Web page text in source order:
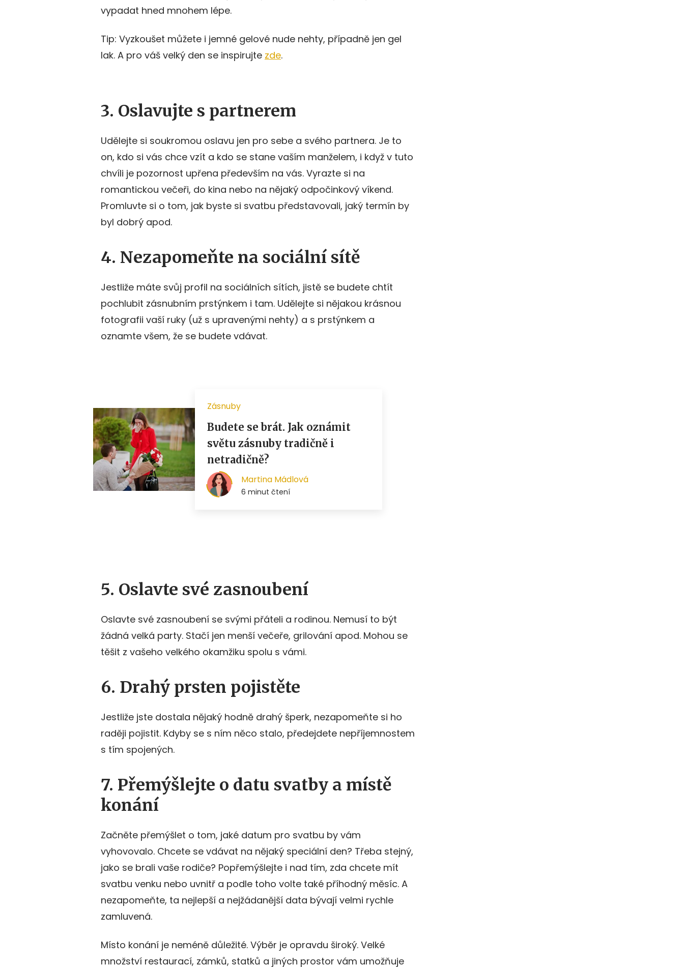
vypadat hned mnohem lépe.
Tip: Vyzkoušet můžete i jemné gelové nude nehty, případně jen gel
lak. A pro váš velký den se inspirujte zde.
3. Oslavujte s partnerem
Udělejte si soukromou oslavu jen pro sebe a svého partnera. Je to
on, kdo si vás chce vzít a kdo se stane vaším manželem, i když v tuto
chvíli je pozornost upřena především na vás. Vyrazte si na
romantickou večeři, do kina nebo na nějaký odpočinkový víkend.
Promluvte si o tom, jak byste si svatbu představovali, jaký termín by
byl dobrý apod.
4. Nezapomeňte na sociální sítě
Jestliže máte svůj profil na sociálních sítích, jistě se budete chtít
pochlubit zásnubním prstýnkem i tam. Udělejte si nějakou krásnou
fotografii vaší ruky (už s upravenými nehty) a s prstýnkem a
oznamte všem, že se budete vdávat.
5. Oslavte své zasnoubení
Oslavte své zasnoubení se svými přáteli a rodinou. Nemusí to být
žádná velká party. Stačí jen menší večeře, grilování apod. Mohou se
těšit z vašeho velkého okamžiku spolu s vámi.
6. Drahý prsten pojistěte
Jestliže jste dostala nějaký hodně drahý šperk, nezapomeňte si ho
raději pojistit. Kdyby se s ním něco stalo, předejdete nepříjemnostem
s tím spojených.
7. Přemýšlejte o datu svatby a místě
konání
Začněte přemýšlet o tom, jaké datum pro svatbu by vám
vyhovovalo. Chcete se vdávat na nějaký speciální den? Třeba stejný,
jako se brali vaše rodiče? Popřemýšlejte i nad tím, zda chcete mít
svatbu venku nebo uvnitř a podle toho volte také příhodný měsíc. A
nezapomeňte, ta nejlepší a nejžádanější data bývají velmi rychle
zamluvená.
Místo konání je neméně důležité. Výběr je opravdu široký. Velké
množství restaurací, zámků, statků a jiných prostor vám umožňuje